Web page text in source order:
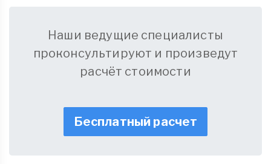
Наши ведущие специалисты
проконсультируют и произведут
расчёт стоимости
Бесплатный расчет